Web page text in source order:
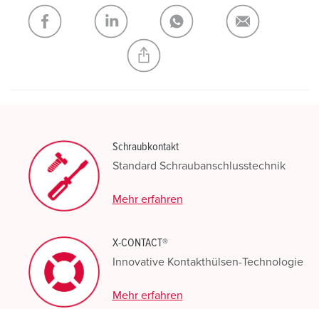
Schraubkontakt
Standard Schraubanschlusstechnik
Mehr erfahren
X-CONTACT®
Innovative Kontakthülsen-Technologie
Mehr erfahren